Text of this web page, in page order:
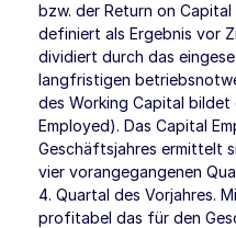
bzw. der Return on Capital
definiert als Ergebnis vor
dividiert durch das
langfristigen
des Working Capital
Employed). Das Capital
Geschäftsjahres ermittelt
vier vorangegangenen
4. Quartal des Vorjahres.
profitabel das für den